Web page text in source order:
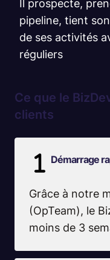
Il prospecte,
pipeline, tient
de ses activités
réguliers
Ce que le
clients
Démarrage
Grâce à notre
(OpTeam), le
moins de 3